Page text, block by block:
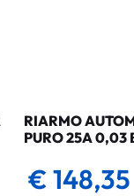
RIARMO
PURO 25A 0,03
€ 148,35